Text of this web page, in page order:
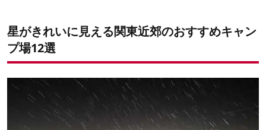
星がきれいに見える関東近郊のおすすめキャン
プ場12選